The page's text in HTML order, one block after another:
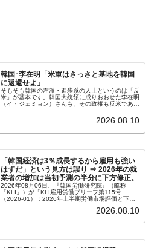
韓国･李在明「米軍はさっさと基地を韓国
に返還せよ」
そもそも韓国の左派・進歩系の人士というのは「反
米」が基本です。韓国大統領に成りおおせた李在明
（イ・ジェミョン）さんも、その政権も反米であ
（アン・ギュベク）さんが国防部長（長官）を努め
2026.08.10
「韓国経済は3％成長するから雇用も強い
はずだ」という見方は誤り ⇒ 2026年の就
業者の増加は当初予測の半分に下方修正。
2026年08月06日、『韓国労働研究院』（略称
「KLI」）が「KLI雇用労働ブリーフ第115号
（2026-01）：2026年上半期労働市場評価と下半
度もご紹介していますが、政府が何よりも大...
2026.08.10